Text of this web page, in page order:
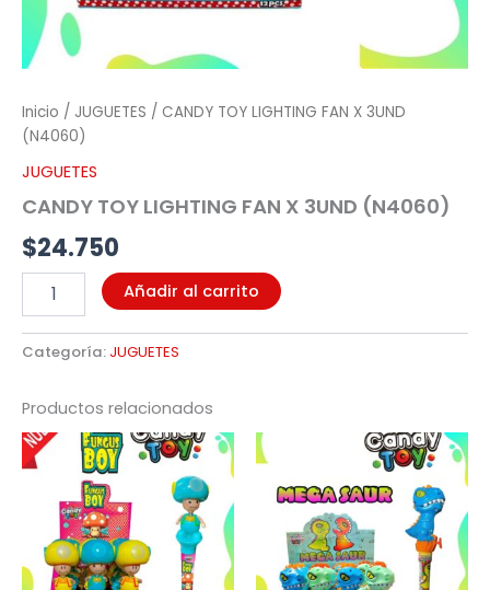
Inicio / JUGUETES / CANDY TOY LIGHTING FAN X 3UND
(N4060)
JUGUETES
CANDY TOY LIGHTING FAN X 3UND (N4060)
$24.750
Añadir al carrito
Categoría: JUGUETES
Productos relacionados